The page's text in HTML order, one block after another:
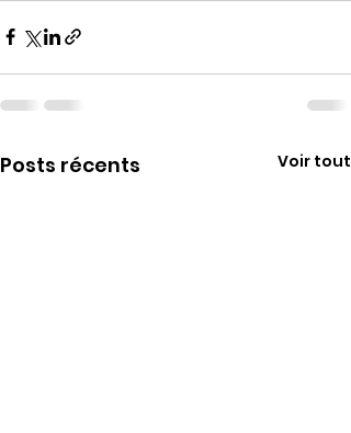
Posts récents Voir tout